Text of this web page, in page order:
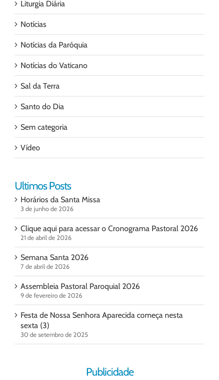
Liturgia Diária
Notícias
Notícias da Paróquia
Notícias do Vaticano
Sal da Terra
Santo do Dia
Sem categoria
Vídeo
Ultimos Posts
Horários da Santa Missa
3 de junho de 2026
Clique aqui para acessar o Cronograma Pastoral 2026
21 de abril de 2026
Semana Santa 2026
7 de abril de 2026
Assembleia Pastoral Paroquial 2026
9 de fevereiro de 2026
Festa de Nossa Senhora Aparecida começa nesta
sexta (3)
30 de setembro de 2025
Publicidade